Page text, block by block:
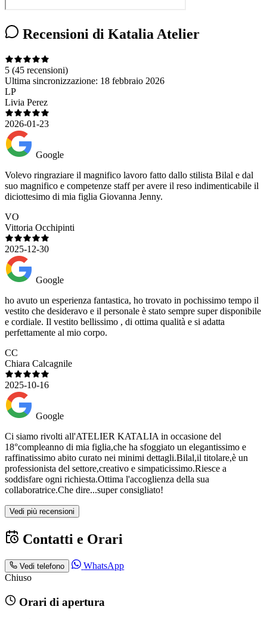
Recensioni di Katalia Atelier
5 (45 recensioni)
Ultima sincronizzazione: 18 febbraio 2026
LP
Livia Perez
2026-01-23
Google
Volevo ringraziare il magnifico lavoro fatto dallo stilista Bilal e dal
suo magnifico e competenze staff per avere il reso indimenticabile il
diciottesimo di mia figlia Giovanna Jenny.
VO
Vittoria Occhipinti
2025-12-30
Google
ho avuto un esperienza fantastica, ho trovato in pochissimo tempo il
vestito che desideravo e il personale è stato sempre super disponibile
e cordiale. Il vestito bellissimo , di ottima qualità e si adatta
perfettamente al mio corpo.
CC
Chiara Calcagnile
2025-10-16
Google
Ci siamo rivolti all'ATELIER KATALIA in occasione del
18°compleanno di mia figlia,che ha sfoggiato un elegantissimo e
raffinatissimo abito curato nei minimi dettagli.Bilal,il titolare,è un
professionista del settore,creativo e simpaticissimo.Riesce a
soddisfare ogni richiesta.Ottima l'accoglienza della sua
collaboratrice.Che dire...super consigliato!
Vedi più recensioni
Contatti e Orari
Vedi telefono
WhatsApp
Chiuso
Orari di apertura